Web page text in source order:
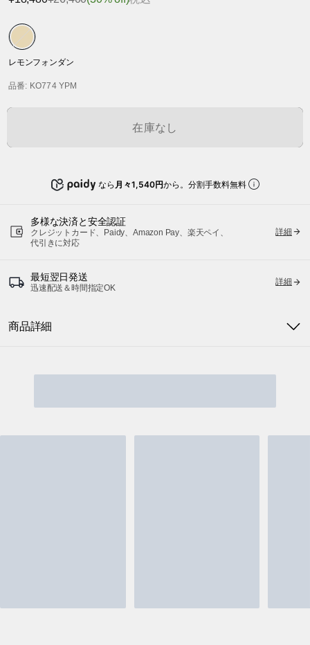
レモンフォンダン
品番: KO774 YPM
在庫なし
なら 月々1,540円から。分割手数料無料
多様な決済と安全認証
クレジットカード、Paidy、Amazon Pay、楽天ペイ、
代引きに対応
詳細
最短翌日発送
迅速配送＆時間指定OK
詳細
商品詳細